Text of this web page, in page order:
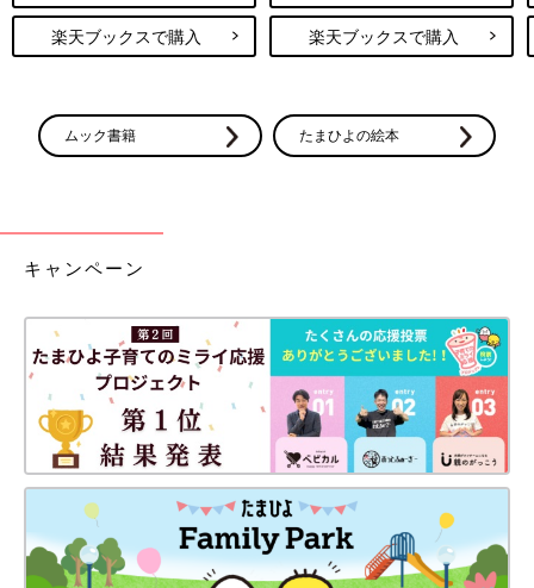
楽天ブックスで購入 楽天ブックスで購入
ムック書籍 たまひよの絵本
キャンペーン